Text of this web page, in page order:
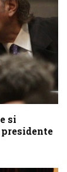
si
presidente